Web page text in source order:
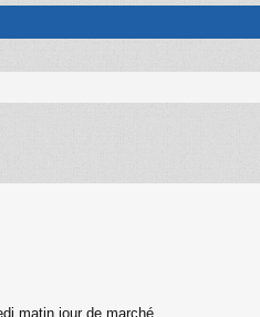
matin jour de marché.